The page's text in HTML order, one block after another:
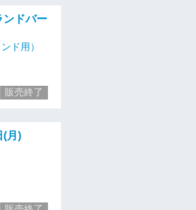
ンドバー
ド用）
販売終了
(月)